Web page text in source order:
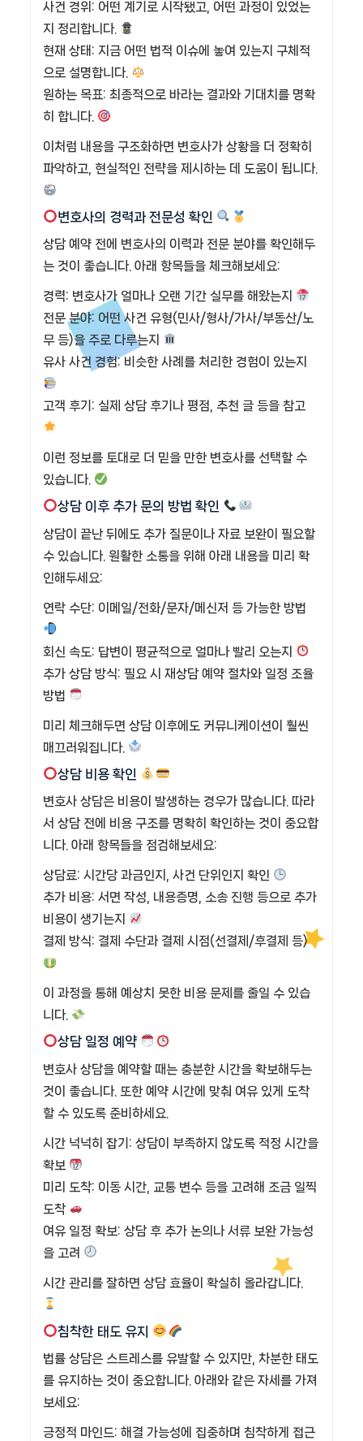
사건 경위: 어떤 계기로 시작됐고, 어떤 과정이 있었는
지 정리합니다.
현재 상태: 지금 어떤 법적 이슈에 놓여 있는지 구체적
으로 설명합니다.
원하는 목표: 최종적으로 바라는 결과와 기대치를 명확
히 합니다.
이처럼 내용을 구조화하면 변호사가 상황을 더 정확히
파악하고, 현실적인 전략을 제시하는 데 도움이 됩니다.
변호사의 경력과 전문성 확인
상담 예약 전에 변호사의 이력과 전문 분야를 확인해두
는 것이 좋습니다. 아래 항목들을 체크해보세요:
경력: 변호사가 얼마나 오랜 기간 실무를 해왔는지
전문 분야: 어떤 사건 유형(민사/형사/가사/부동산/노
무 등)을 주로 다루는지
유사 사건 경험: 비슷한 사례를 처리한 경험이 있는지
고객 후기: 실제 상담 후기나 평점, 추천 글 등을 참고
이런 정보를 토대로 더 믿을 만한 변호사를 선택할 수
있습니다.
상담 이후 추가 문의 방법 확인
상담이 끝난 뒤에도 추가 질문이나 자료 보완이 필요할
수 있습니다. 원활한 소통을 위해 아래 내용을 미리 확
인해두세요:
연락 수단: 이메일/전화/문자/메신저 등 가능한 방법
회신 속도: 답변이 평균적으로 얼마나 빨리 오는지
추가 상담 방식: 필요 시 재상담 예약 절차와 일정 조율
방법
미리 체크해두면 상담 이후에도 커뮤니케이션이 훨씬
매끄러워집니다.
상담 비용 확인
변호사 상담은 비용이 발생하는 경우가 많습니다. 따라
서 상담 전에 비용 구조를 명확히 확인하는 것이 중요합
니다. 아래 항목들을 점검해보세요:
상담료: 시간당 과금인지, 사건 단위인지 확인
추가 비용: 서면 작성, 내용증명, 소송 진행 등으로 추가
비용이 생기는지
결제 방식: 결제 수단과 결제 시점(선결제/후결제 등)
이 과정을 통해 예상치 못한 비용 문제를 줄일 수 있습
니다.
상담 일정 예약
변호사 상담을 예약할 때는 충분한 시간을 확보해두는
것이 좋습니다. 또한 예약 시간에 맞춰 여유 있게 도착
할 수 있도록 준비하세요.
시간 넉넉히 잡기: 상담이 부족하지 않도록 적정 시간을
확보
미리 도착: 이동 시간, 교통 변수 등을 고려해 조금 일찍
도착
여유 일정 확보: 상담 후 추가 논의나 서류 보완 가능성
을 고려
시간 관리를 잘하면 상담 효율이 확실히 올라갑니다.
침착한 태도 유지
법률 상담은 스트레스를 유발할 수 있지만, 차분한 태도
를 유지하는 것이 중요합니다. 아래와 같은 자세를 가져
보세요:
긍정적 마인드: 해결 가능성에 집중하며 침착하게 접근